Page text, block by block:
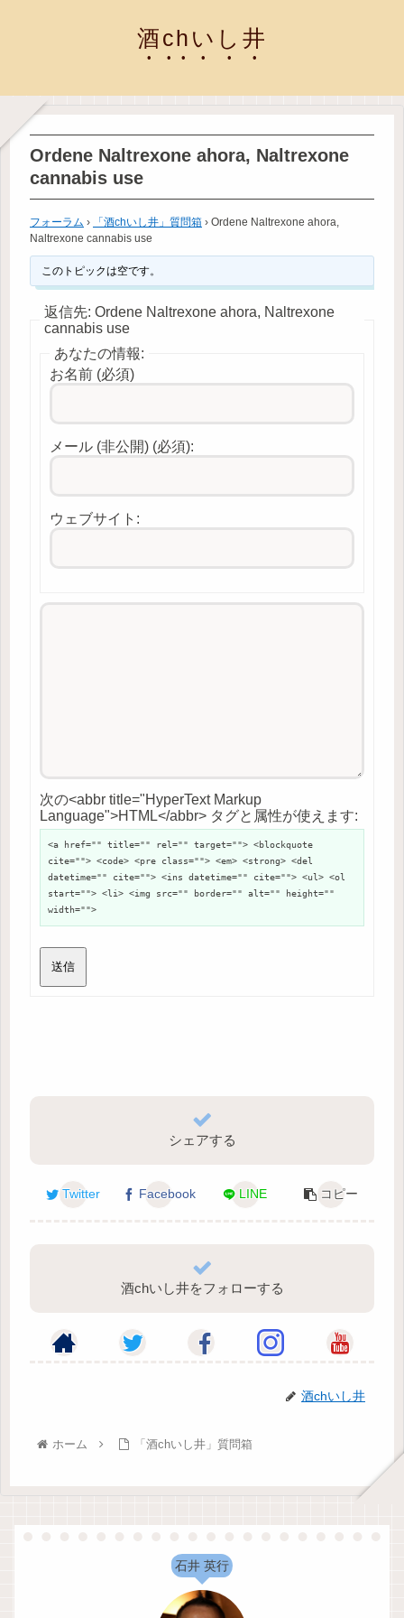
酒chいし井
Ordene Naltrexone ahora, Naltrexone
cannabis use
フォーラム › 「酒chいし井」質問箱 › Ordene Naltrexone ahora,
Naltrexone cannabis use
このトピックは空です。
返信先: Ordene Naltrexone ahora, Naltrexone
cannabis use
あなたの情報:
お名前 (必須)
メール (非公開) (必須):
ウェブサイト:
次の<abbr title="HyperText Markup
Language">HTML</abbr> タグと属性が使えます:
<a href="" title="" rel="" target=""> <blockquote
cite=""> <code> <pre class=""> <em> <strong> <del
datetime="" cite=""> <ins datetime="" cite=""> <ul> <ol
start=""> <li> <img src="" border="" alt="" height=""
width="">
送信
シェアする
Twitter Facebook LINE コピー
酒chいし井をフォローする
酒chいし井
ホーム 「酒chいし井」質問箱
石井 英行